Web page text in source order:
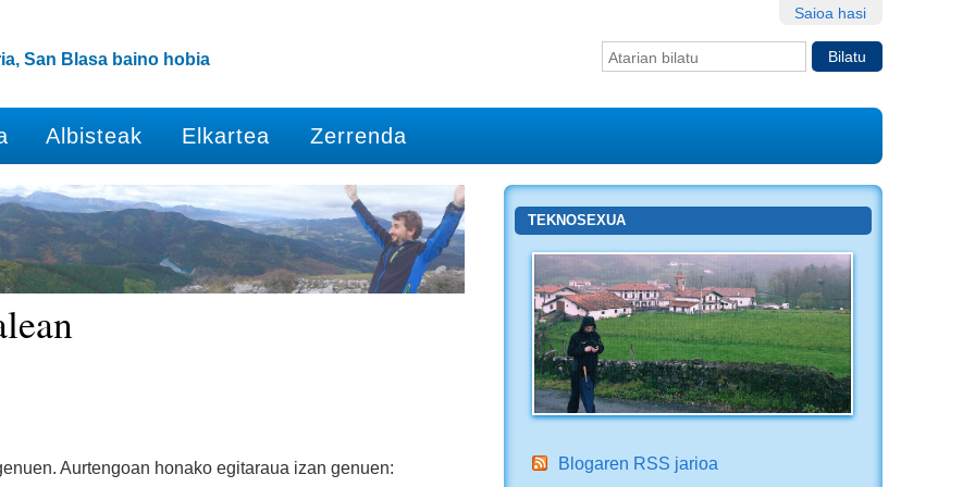
Saioa hasi
Bilatu atarian
San Blasa baino hobia
Albisteak Elkartea Zerrenda
Aurtengoan honako egitaraua izan genuen:
TEKNOSEXUA
Blogaren RSS jarioa